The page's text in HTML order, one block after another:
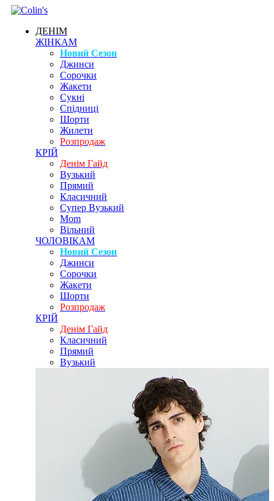
ДЕНІМ
ЖІНКАМ
Новий Сезон
Джинси
Сорочки
Жакети
Сукні
Спідниці
Шорти
Жилети
Розпродаж
КРІЙ
Денім Гайд
Вузький
Прямий
Класичний
Супер Вузький
Mom
Вільний
ЧОЛОВІКАМ
Новий Сезон
Джинси
Сорочки
Жакети
Шорти
Розпродаж
КРІЙ
Денім Гайд
Класичний
Прямий
Вузький